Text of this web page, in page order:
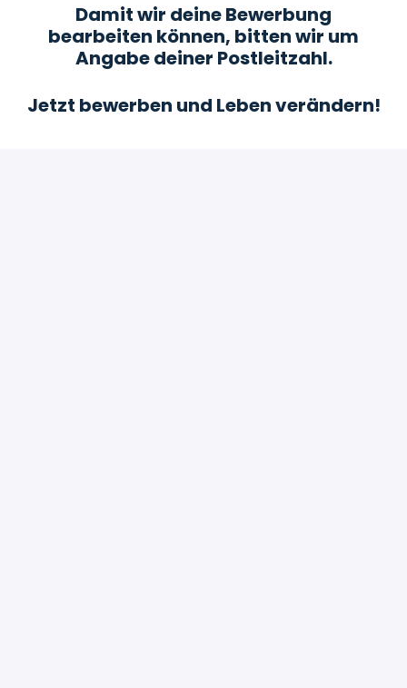
Damit wir deine Bewerbung
bearbeiten können, bitten wir um
Angabe deiner Postleitzahl.
Jetzt bewerben und Leben verändern!